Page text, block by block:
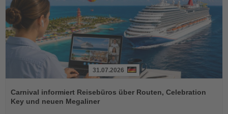
Sie
die
Nachrichten
31.07.2026
Carnival informiert Reisebüros über Routen, Celebration
Key und neuen Megaliner